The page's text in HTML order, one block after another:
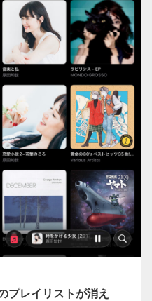
プレイリストが消え